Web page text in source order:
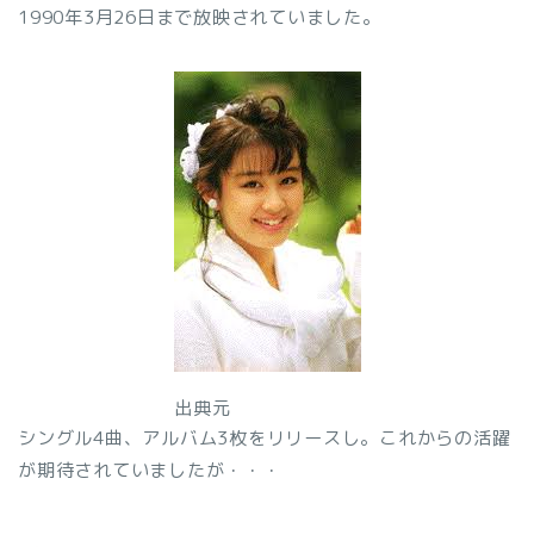
1990年3月26日まで放映されていました。
出典元
シングル4曲、アルバム3枚をリリースし。これからの活躍
が期待されていましたが・・・